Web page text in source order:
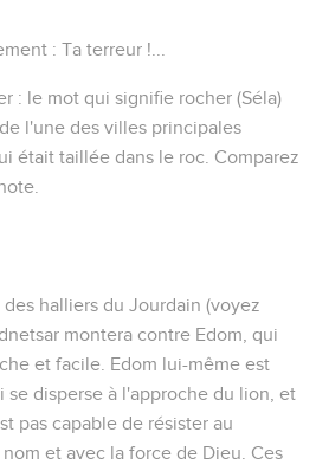
:Ta terreur !...
: le mot qui signifie rocher (Séla)
l'une des villes principales
était taillée dans le roc. Comparez
note.
halliers du Jourdain (voyez
montera contre Edom, qui
et facile. Edom lui-même est
se disperse à l'approche du lion, et
pas capable de résister au
et avec la force de Dieu. Ces